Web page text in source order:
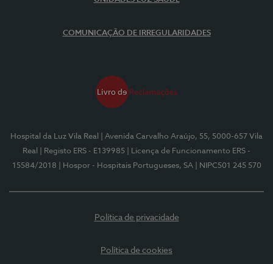
COMUNICAÇÃO DE IRREGULARIDADES
Hospital da Luz Vila Real
| Avenida Carvalho Araújo, 55, 5000-657 Vila
Real
| Registo ERS - E139985
| Licença de Funcionamento ERS -
15584/2018
| Hospor - Hospitais Portugueses, SA | NIPC501 245 570
Política de privacidade
Política de cookies